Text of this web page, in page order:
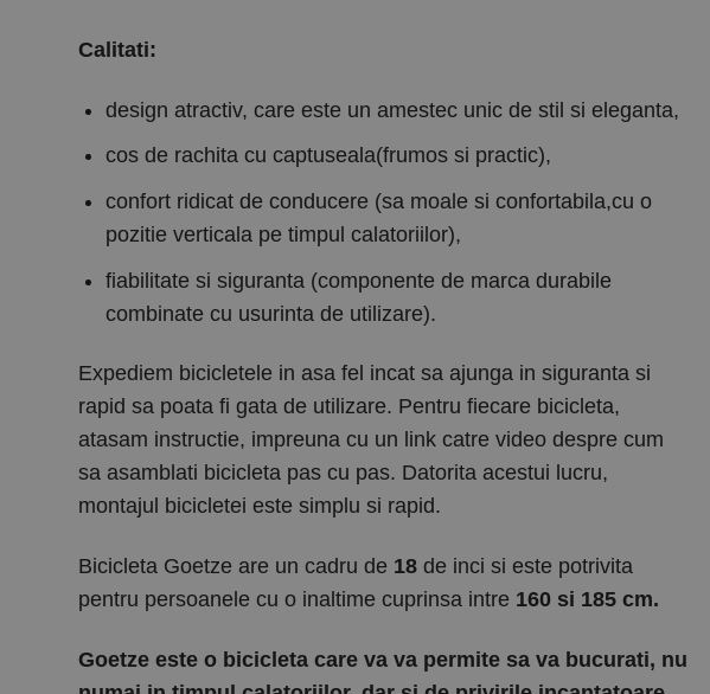
Calitati:
design atractiv, care este un amestec unic de stil si eleganta,
cos de rachita cu captuseala(frumos si practic),
confort ridicat de conducere (sa moale si confortabila,cu o
pozitie verticala pe timpul calatoriilor),
fiabilitate si siguranta (componente de marca durabile
combinate cu usurinta de utilizare).
Expediem bicicletele in asa fel incat sa ajunga in siguranta si
rapid sa poata fi gata de utilizare. Pentru fiecare bicicleta,
atasam instructie, impreuna cu un link catre video despre cum
sa asamblati bicicleta pas cu pas. Datorita acestui lucru,
montajul bicicletei este simplu si rapid.
Bicicleta Goetze are un cadru de 18 de inci si este potrivita
pentru persoanele cu o inaltime cuprinsa intre 160 si 185 cm.
Goetze este o bicicleta care va va permite sa va bucurati, nu